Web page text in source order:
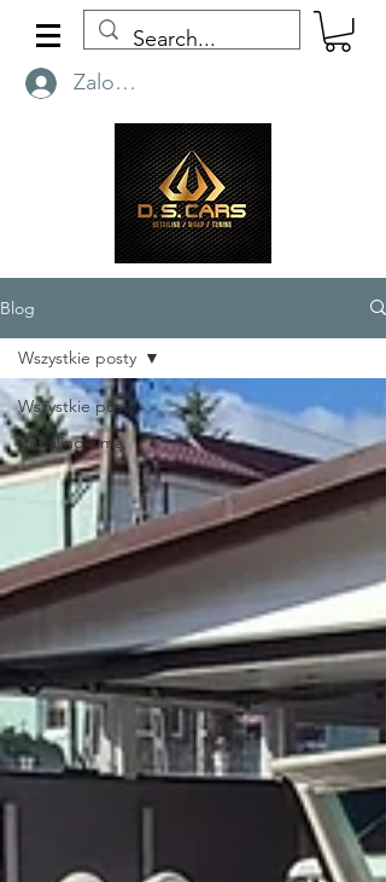
Zaloguj się
Blog
Wszystkie posty
detailing zimą
Wszystkie posty